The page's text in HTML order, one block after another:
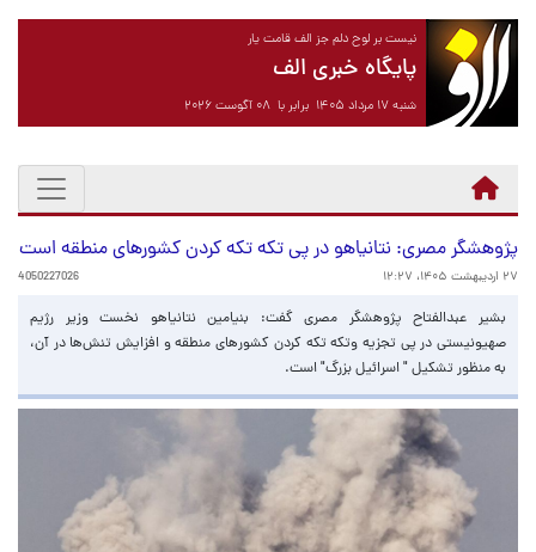
نیست بر لوح دلم جز الف قامت یار
پایگاه خبری الف
شنبه ۱۷ مرداد ۱۴۰۵ برابر با ۰۸ آگوست ۲۰۲۶
پژوهشگر مصری: نتانیاهو در پی تکه تکه کردن کشورهای منطقه است
۲۷ اردیبهشت ۱۴۰۵، ۱۲:۲۷ 4050227026
بشیر عبدالفتاح پژوهشگر مصری گفت: بنیامین نتانیاهو نخست وزیر رژیم
صهیونیستی در پی تجزیه وتکه تکه کردن کشورهای منطقه و افزایش تنش‌ها در آن،
به منظور تشکیل " اسرائیل بزرگ" است.